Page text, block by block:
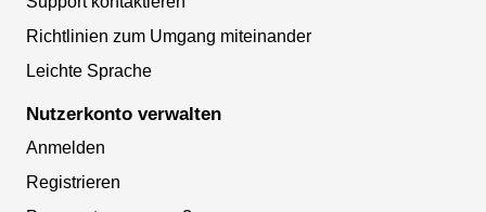
Richtlinien zum Umgang miteinander
Leichte Sprache
Nutzerkonto verwalten
Anmelden
Registrieren